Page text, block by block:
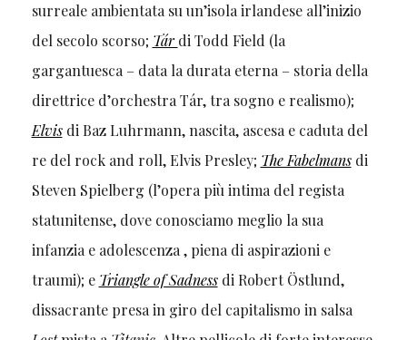
surreale ambientata su un’isola irlandese all’inizio
del secolo scorso; Tárdi Todd Field (la
gargantuesca – data la durata eterna – storia della
direttrice d’orchestra Tár, tra sogno e realismo);
Elvis di Baz Luhrmann, nascita, ascesa e caduta del
re del rock and roll, Elvis Presley; The Fabelmans di
Steven Spielberg (l’opera più intima del regista
statunitense, dove conosciamo meglio la sua
infanzia e adolescenza , piena di aspirazioni e
traumi); e Triangle of Sadness di Robert Östlund,
dissacrante presa in giro del capitalismo in salsa